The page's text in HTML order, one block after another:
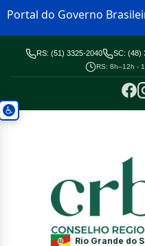
Portal do Governo
RS: (51) 3325-2040 SC: (48)
RS: 8h–12h -
Rio Grande do